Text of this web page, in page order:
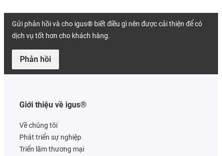
Gửi phản hồi và cho igus® biết điều gì nên được cải thiện để có
dịch vụ tốt hơn cho khách hàng.
Phản hồi
Giới thiệu về igus®
Về chúng tôi
Phát triển sự nghiệp
Triển lãm thương mại